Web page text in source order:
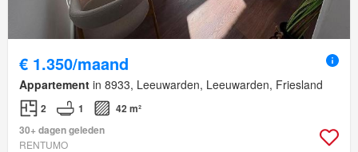
€ 1.350/maand
Appartement in 8933, Leeuwarden, Leeuwarden, Friesland
2 1
42 m²
30+ dagen geleden
RENTUMO